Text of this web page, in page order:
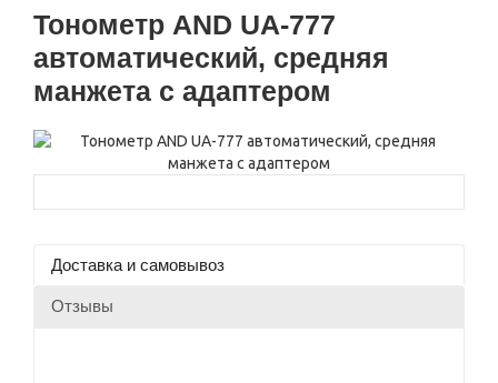
Тонометр AND UA-777
автоматический, средняя
манжета с адаптером
Доставка и самовывоз
Отзывы